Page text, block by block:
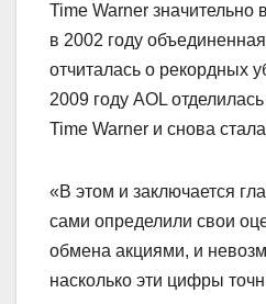
Time Warner значительно
в 2002 году
отчиталась о рекордных
2009 году AOL
Time Warner и снова
«В этом и заключается
сами определили свои
обмена акциями, и
насколько эти цифры